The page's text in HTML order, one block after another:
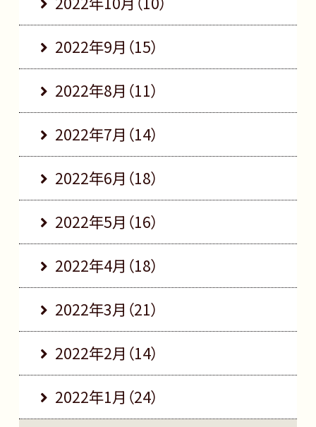
2022年9月（15）
2022年8月（11）
2022年7月（14）
2022年6月（18）
2022年5月（16）
2022年4月（18）
2022年3月（21）
2022年2月（14）
2022年1月（24）